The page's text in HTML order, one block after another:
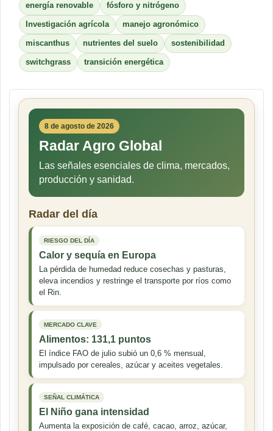
energía renovable fósforo y nitrógeno
Investigación agrícola manejo agronómico
miscanthus nutrientes del suelo sostenibilidad
switchgrass transición energética
8 de agosto de 2026
Radar Agro Global
Las señales esenciales de clima, mercados,
producción y sanidad.
Radar del día
RIESGO DEL DÍA
Calor y sequía en Europa
La pérdida de humedad reduce cosechas y pasturas,
eleva incendios y restringe el transporte por ríos como
el Rin.
MERCADO CLAVE
Alimentos: 131,1 puntos
El índice FAO de julio subió un 0,6 % mensual,
impulsado por cereales, azúcar y aceites vegetales.
SEÑAL CLIMÁTICA
El Niño gana intensidad
Aumenta la exposición de café, cacao, arroz, azúcar,